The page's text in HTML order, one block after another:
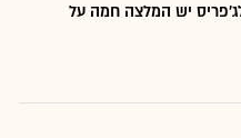
יש המלצה חמה על